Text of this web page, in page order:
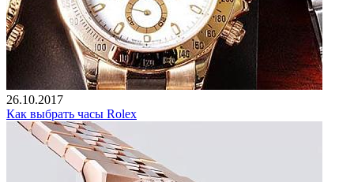
26.10.2017
Как выбрать часы Rolex